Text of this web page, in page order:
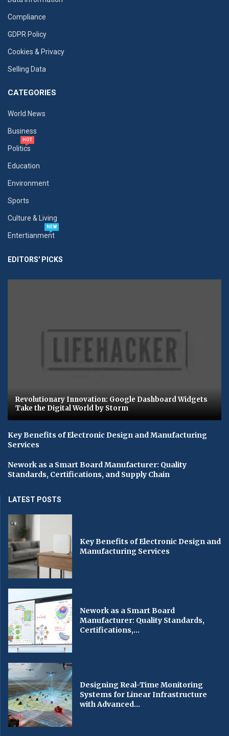
Compliance
GDPR Policy
Cookies & Privacy
Selling Data
CATEGORIES
World News
Business
Politics
HOT
Education
Environment
Sports
Culture & Living
Entertianment
NEW
EDITORS' PICKS
Revolutionary Innovation: Google Dashboard Widgets
Take the Digital World by Storm
Key Benefits of Electronic Design and Manufacturing
Services
Nework as a Smart Board Manufacturer: Quality
Standards, Certifications, and Supply Chain
LATEST POSTS
Key Benefits of Electronic Design and
Manufacturing Services
Nework as a Smart Board
Manufacturer: Quality Standards,
Certifications,...
Designing Real-Time Monitoring
Systems for Linear Infrastructure
with Advanced...